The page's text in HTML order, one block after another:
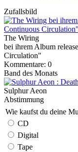
Zufallsbild
The Wiring
bei ihrem Album
Circulation"
Kommentare: 0
Band des Monats
Sulphur Aeon
Abstimmung
Wie kaufst du deine
CD
Digital
Tape